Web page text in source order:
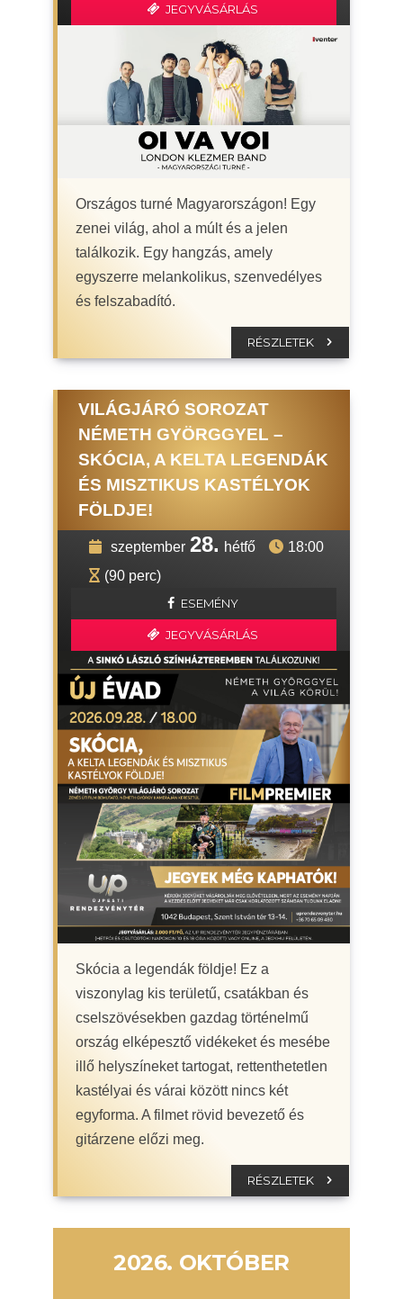
JEGYVÁSÁRLÁS
Országos turné Magyarországon! Egy
zenei világ, ahol a múlt és a jelen
találkozik. Egy hangzás, amely
egyszerre melankolikus, szenvedélyes
és felszabadító.
RÉSZLETEK
VILÁGJÁRÓ SOROZAT
NÉMETH GYÖRGGYEL –
SKÓCIA, A KELTA LEGENDÁK
ÉS MISZTIKUS KASTÉLYOK
FÖLDJE!
szeptember 28. hétfő
18:00
(90 perc)
ESEMÉNY
JEGYVÁSÁRLÁS
Skócia a legendák földje! Ez a
viszonylag kis területű, csatákban és
cselszövésekben gazdag történelmű
ország elképesztő vidékeket és mesébe
illő helyszíneket tartogat, rettenthetetlen
kastélyai és várai között nincs két
egyforma. A filmet rövid bevezető és
gitárzene előzi meg.
RÉSZLETEK
2026. OKTÓBER